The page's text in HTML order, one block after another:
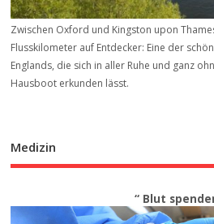
Zwischen Oxford und Kingston upon
Flusskilometer auf Entdecker: Eine der
Englands, die sich in aller Ruhe und ganz
Hausboot erkunden lässt.
Medizin
“ Blut